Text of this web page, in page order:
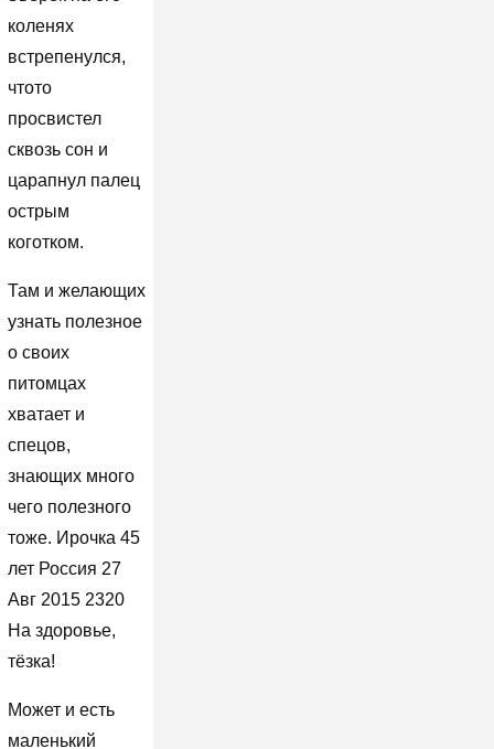
коленях
встрепенулся,
чтото
просвистел
сквозь сон и
царапнул палец
острым
коготком.
Там и желающих
узнать полезное
о своих
питомцах
хватает и
спецов,
знающих много
чего полезного
тоже. Ирочка 45
лет Россия 27
Авг 2015 2320
На здоровье,
тёзка!
Может и есть
маленький